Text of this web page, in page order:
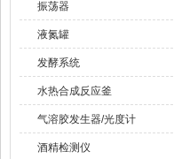
振荡器
液氮罐
发酵系统
水热合成反应釜
气溶胶发生器/光度计
酒精检测仪